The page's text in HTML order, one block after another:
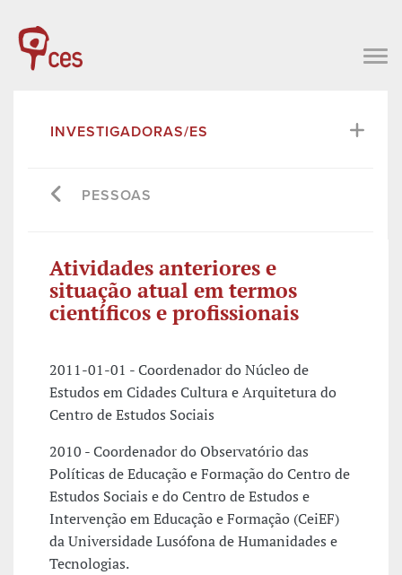
INVESTIGADORAS/ES
PESSOAS
Atividades anteriores e
situação atual em termos
científicos e profissionais
2011-01-01 - Coordenador do Núcleo de
Estudos em Cidades Cultura e Arquitetura do
Centro de Estudos Sociais
2010 - Coordenador do Observatório das
Políticas de Educação e Formação do Centro de
Estudos Sociais e do Centro de Estudos e
Intervenção em Educação e Formação (CeiEF)
da Universidade Lusófona de Humanidades e
Tecnologias.